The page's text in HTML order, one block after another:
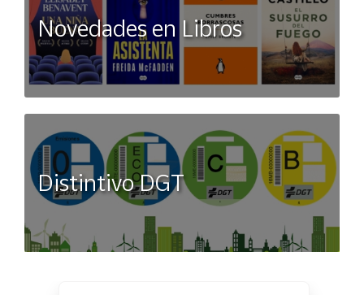
Novedades en Libros
Distintivo DGT